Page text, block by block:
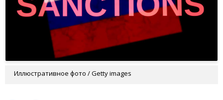
Иллюстративное фото / Getty images